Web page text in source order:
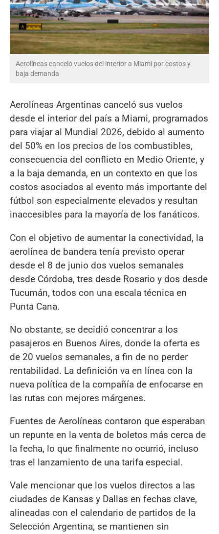
Aerolíneas canceló vuelos del interior a Miami por costos y
baja demanda
Aerolíneas Argentinas canceló sus vuelos
desde el interior del país a Miami, programados
para viajar al Mundial 2026, debido al aumento
del 50% en los precios de los combustibles,
consecuencia del conflicto en Medio Oriente, y
a la baja demanda, en un contexto en que los
costos asociados al evento más importante del
fútbol son especialmente elevados y resultan
inaccesibles para la mayoría de los fanáticos.
Con el objetivo de aumentar la conectividad, la
aerolínea de bandera tenía previsto operar
desde el 8 de junio dos vuelos semanales
desde Córdoba, tres desde Rosario y dos desde
Tucumán, todos con una escala técnica en
Punta Cana.
No obstante, se decidió concentrar a los
pasajeros en Buenos Aires, donde la oferta es
de 20 vuelos semanales, a fin de no perder
rentabilidad. La definición va en línea con la
nueva política de la compañía de enfocarse en
las rutas con mejores márgenes.
Fuentes de Aerolíneas contaron que esperaban
un repunte en la venta de boletos más cerca de
la fecha, lo que finalmente no ocurrió, incluso
tras el lanzamiento de una tarifa especial.
Vale mencionar que los vuelos directos a las
ciudades de Kansas y Dallas en fechas clave,
alineadas con el calendario de partidos de la
Selección Argentina, se mantienen sin